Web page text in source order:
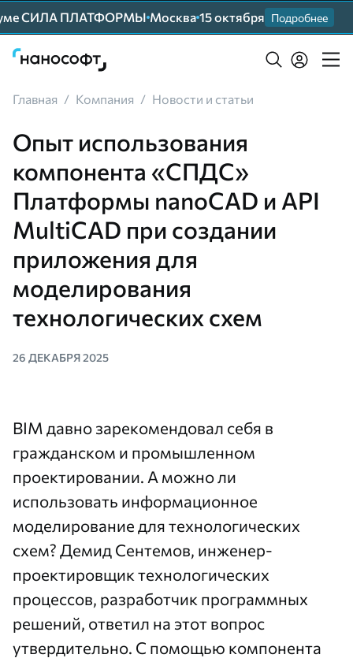
СИЛА ПЛАТФОРМЫ Москва 15 октября Подробнее
Главная / Компания / Новости и статьи
Опыт использования
компонента «СПДС»
Платформы nanoCAD и API
MultiCAD при создании
приложения для
моделирования
технологических схем
26 ДЕКАБРЯ 2025
BIM давно зарекомендовал себя в
гражданском и промышленном
проектировании. А можно ли
использовать информационное
моделирование для технологических
схем? Демид Сентемов, инженер-
проектировщик технологических
процессов, разработчик программных
решений, ответил на этот вопрос
утвердительно. С помощью компонента